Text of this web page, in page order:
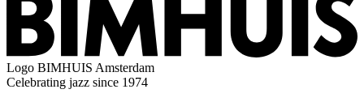
Logo BIMHUIS Amsterdam
Celebrating jazz since 1974